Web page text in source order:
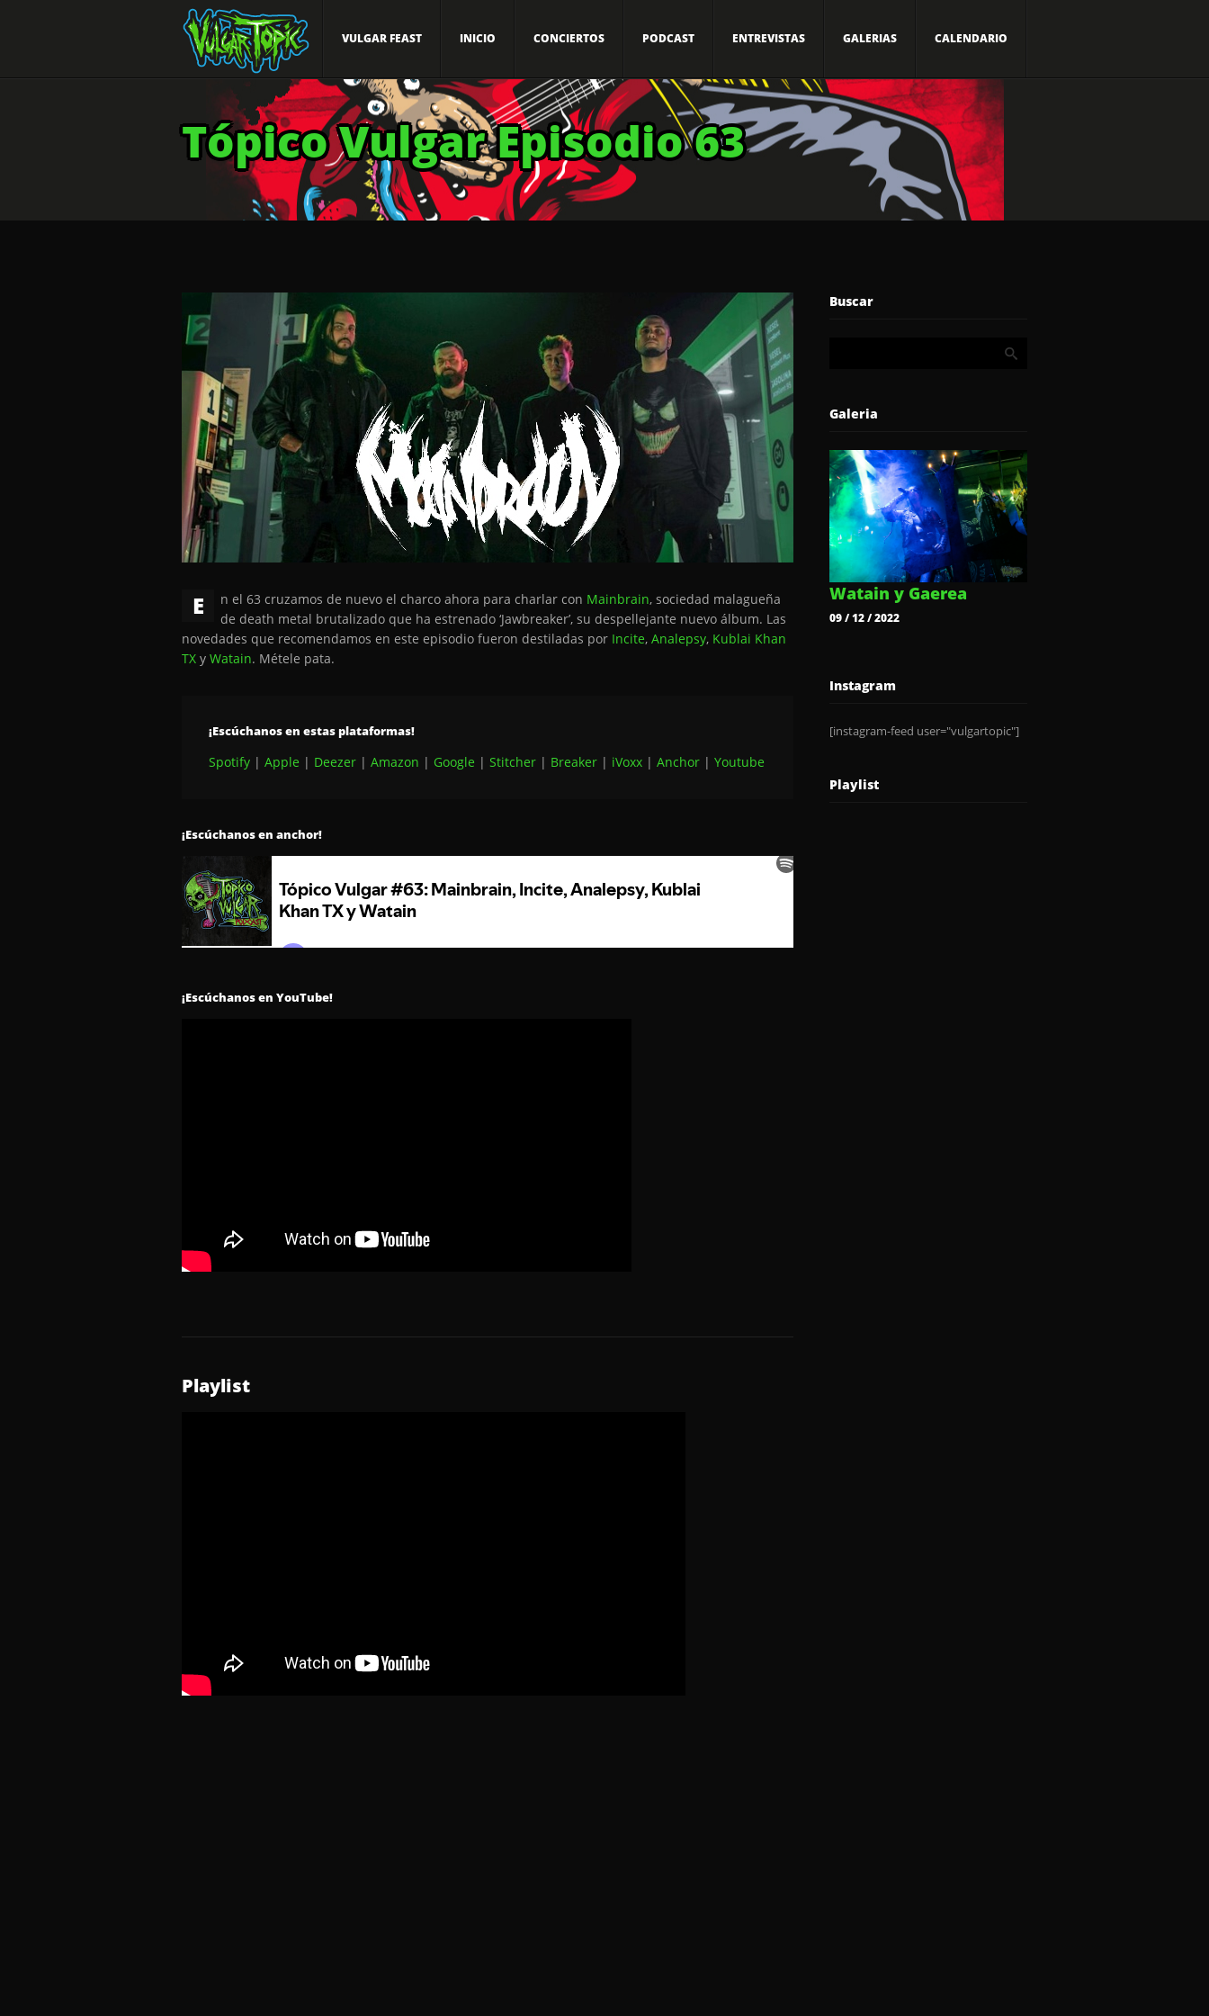
VULGAR FEAST INICIO CONCIERTOS PODCAST ENTREVISTAS GALERIAS CALENDARIO
Tópico Vulgar Episodio 63
E n el 63 cruzamos de nuevo el charco ahora para charlar con Mainbrain, sociedad malagueña
de death metal brutalizado que ha estrenado ‘Jawbreaker’, su despellejante nuevo álbum. Las
novedades que recomendamos en este episodio fueron destiladas por Incite, Analepsy, Kublai Khan
TX y Watain. Métele pata.
¡Escúchanos en estas plataformas!
Spotify | Apple | Deezer | Amazon | Google | Stitcher | Breaker | iVoxx | Anchor | Youtube
¡Escúchanos en anchor!
¡Escúchanos en YouTube!
Playlist
Buscar
Galeria
Watain y Gaerea
09 / 12 / 2022
Instagram
[instagram-feed user="vulgartopic"]
Playlist